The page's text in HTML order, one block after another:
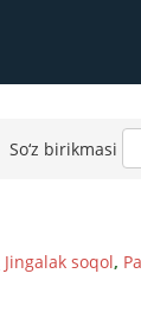
So‘z birikmasi
Jingalak soqol,